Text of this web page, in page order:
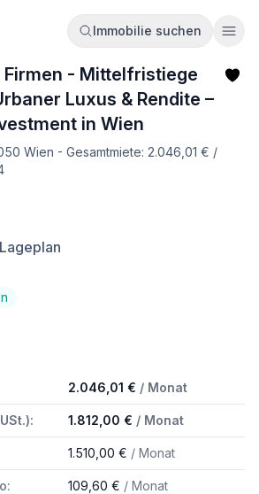
Immobilie suchen
Firmen - Mittelfristiege
Luxus & Rendite –
in Wien
Wien - Gesamtmiete: 2.046,01 € /
Lageplan
2.046,01 € / Monat
1.812,00 € / Monat
1.510,00 € / Monat
109,60 € / Monat